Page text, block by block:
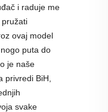
i raduje me
ovaj model
puta do
je naše
privredi BiH,
svake